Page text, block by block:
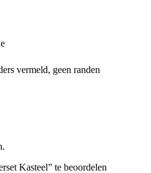
vermeld, geen randen
Kasteel” te beoordelen